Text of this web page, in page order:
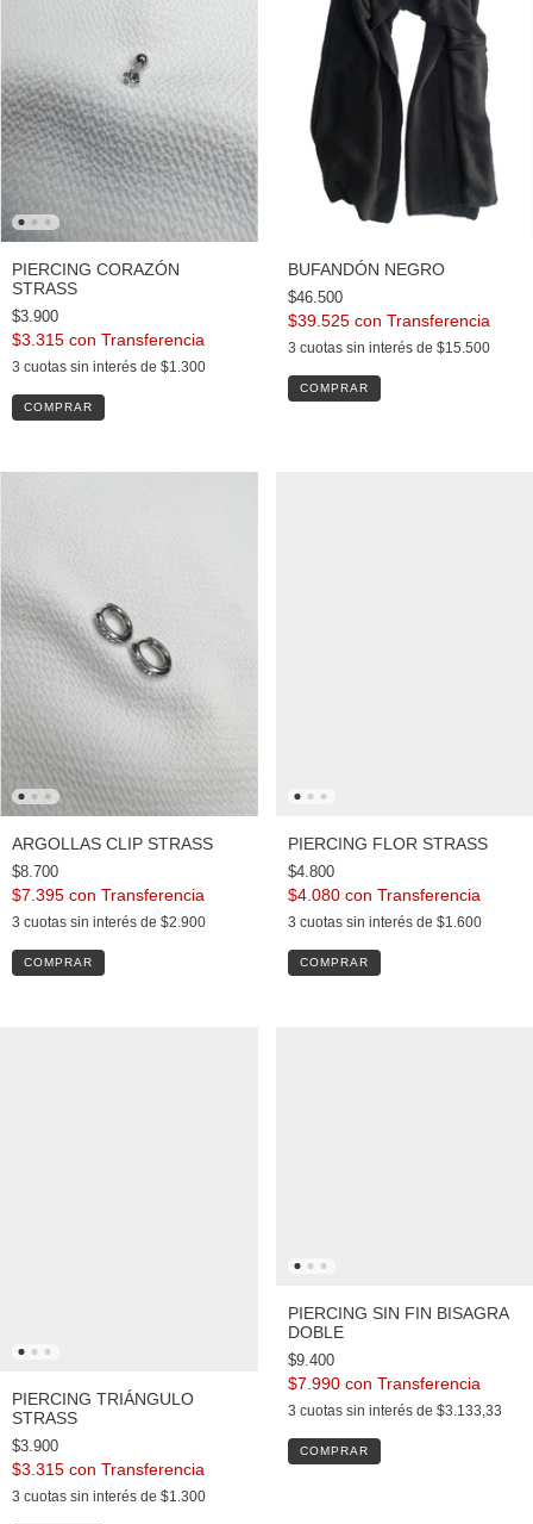
PIERCING CORAZÓN
STRASS
$3.900
$3.315 con
3 cuotas sin interés de $1.300
BUFANDÓN NEGRO
$46.500
$39.525 con
3 cuotas sin interés de $15.500
ARGOLLAS CLIP STRASS
$8.700
$7.395 con
3 cuotas sin interés de $2.900
PIERCING FLOR STRASS
$4.800
$4.080 con
3 cuotas sin interés de $1.600
PIERCING TRIÁNGULO
STRASS
$3.900
$3.315 con
3 cuotas sin interés de $1.300
PIERCING SIN FIN BISAGRA
DOBLE
$9.400
$7.990 con
3 cuotas sin interés de $3.133,33